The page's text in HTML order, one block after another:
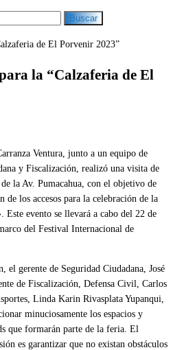
la “Calzaferia de El
Ventura, junto a un equipo de
y Fiscalización, realizó una visita de
la Av. Pumacahua, con el objetivo de
de los accesos para la celebración de la
evento se llevará a cabo del 22 de
del Festival Internacional de
el gerente de Seguridad Ciudadana, José
de Fiscalización, Defensa Civil, Carlos
Linda Karin Rivasplata Yupanqui,
minuciosamente los espacios y
que formarán parte de la feria. El
es garantizar que no existan obstáculos